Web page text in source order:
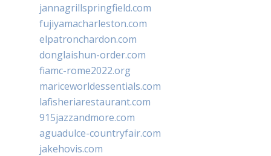
jannagrillspringfield.com
fujiyamacharleston.com
elpatronchardon.com
donglaishun-order.com
fiamc-rome2022.org
mariceworldessentials.com
lafisheriarestaurant.com
915jazzandmore.com
aguadulce-countryfair.com
jakehovis.com